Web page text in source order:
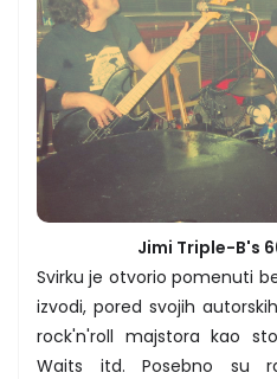
Jimi Triple-B's
Svirku je otvorio pomenuti
izvodi, pored svojih
rock'n'roll majstora kao
Waits itd. Posebno su